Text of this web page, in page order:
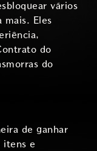
vários
mais. Eles
do
do
de ganhar
itens e